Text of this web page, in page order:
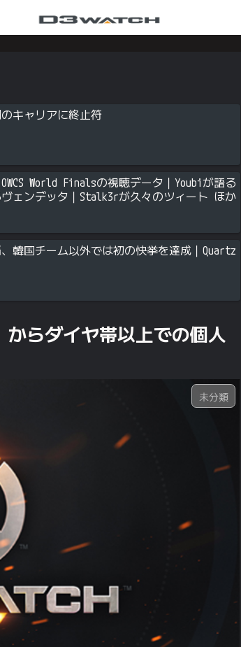
のキャリアに終止符
World Finalsの視聴データ｜Youbiが語る
ヴェンデッタ｜Stalk3rが久々のツィート ほか
、韓国チーム以外では初の快挙を達成｜Quartz
らダイヤ帯以上での個人
未分類